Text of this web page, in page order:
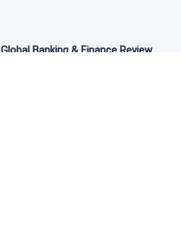
Global Banking & Finance Review